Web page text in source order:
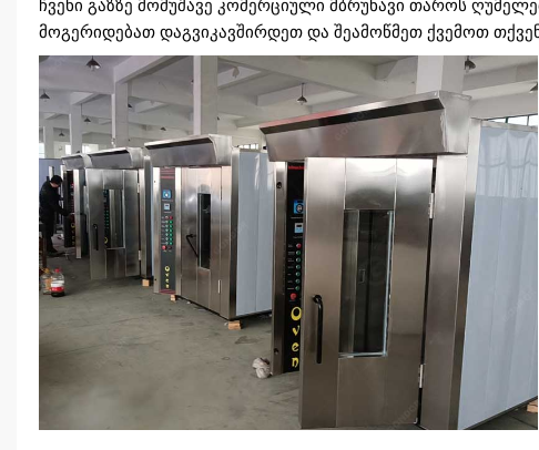
ჩვენი გაზზე მომუშავე კომერციული მბრუნავი თაროს
მოგერიდებათ დაგვიკავშირდეთ და შეამოწმეთ ქვემოთ